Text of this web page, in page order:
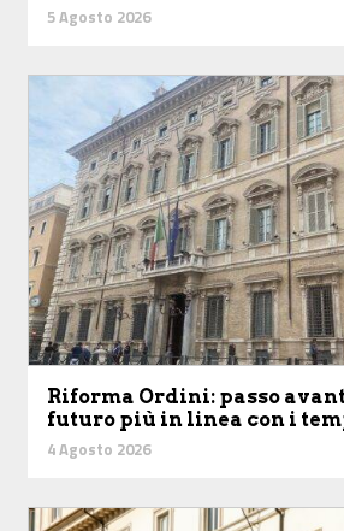
5 Agosto 2026
Riforma Ordini: passo
futuro più in linea con i
4 Agosto 2026